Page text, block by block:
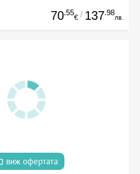
70.55
€ / 137.98
лв.
виж офертата